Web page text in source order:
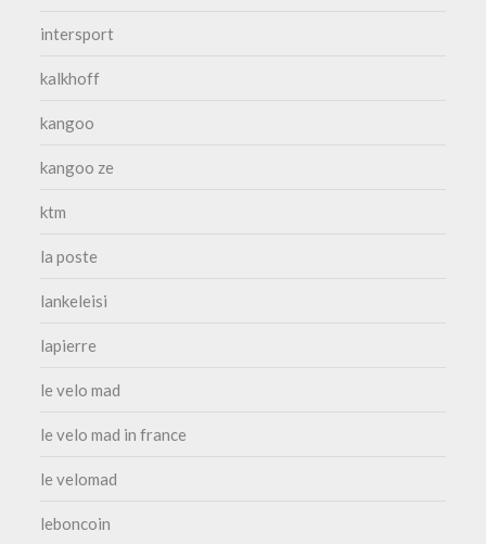
intersport
kalkhoff
kangoo
kangoo ze
ktm
la poste
lankeleisi
lapierre
le velo mad
le velo mad in france
le velomad
leboncoin